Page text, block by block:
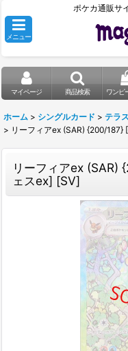
ポケカ通販サ
メニュー
マイページ 商品検索 ワンピ
ホーム > シングルカード > テラ
> リーフィアex (SAR) {200/
リーフィアex (SAR)
ェスex] [SV]